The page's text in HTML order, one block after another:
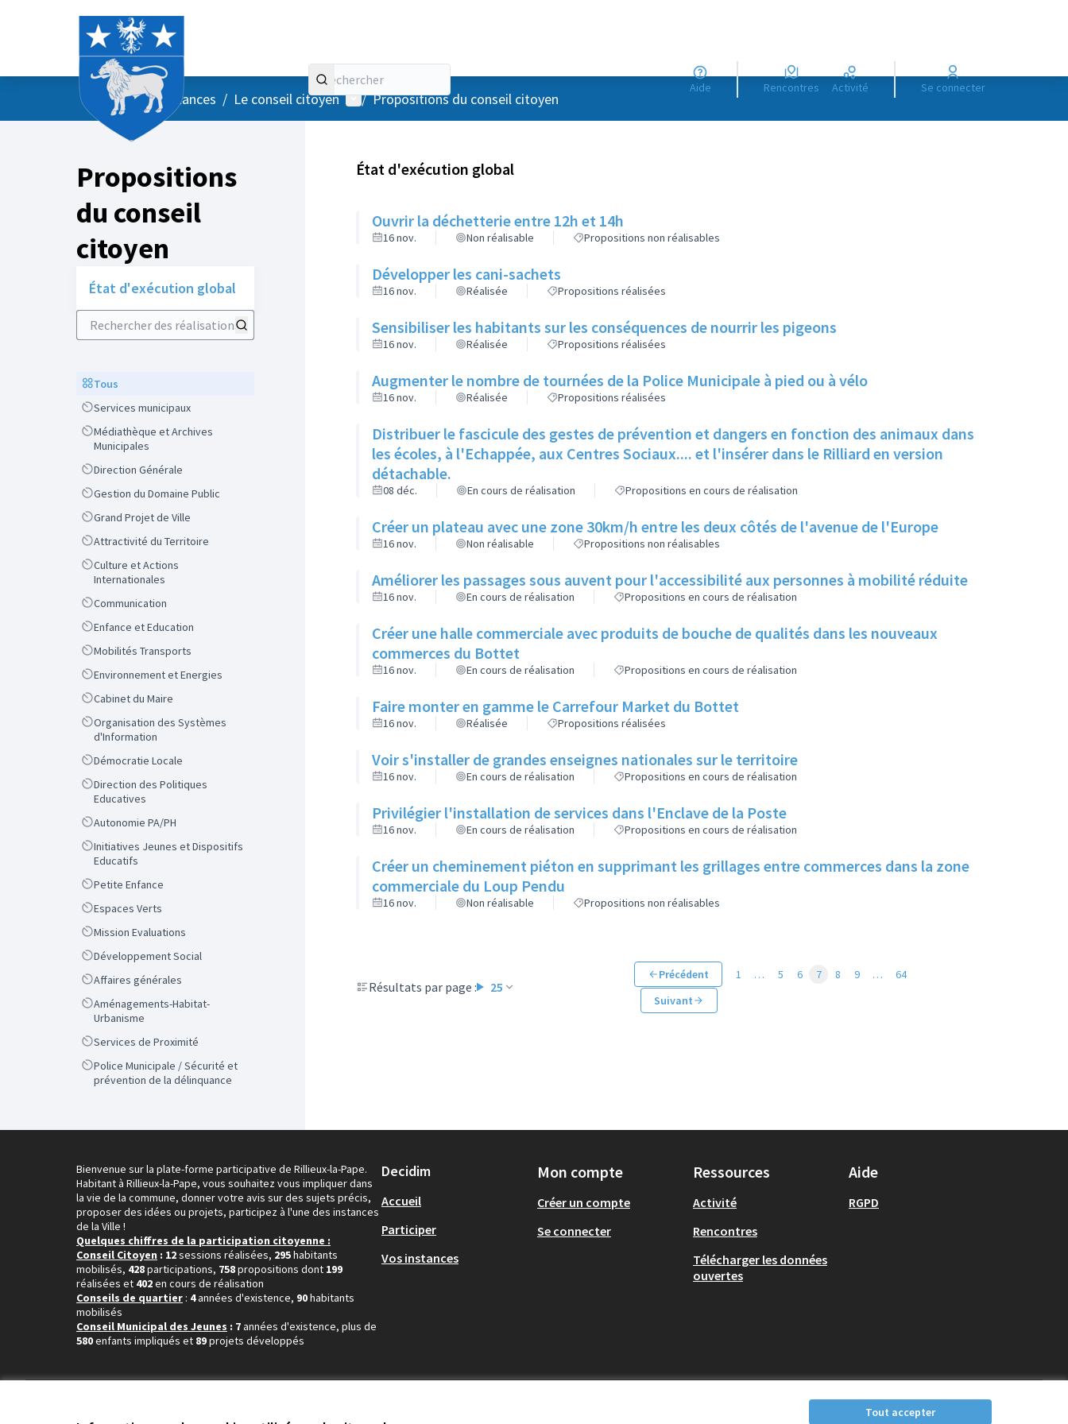
Tout accepter
Aide Rencontres Activité Se connecter
AccueilMenu principal
/ Vos instances / Le conseil citoyen Menu utilisateur
/ Propositions du conseil citoyen
Propositions
du conseil
citoyen
État d'exécution global
Rechercher des réalisations
ScopeTous
ScopeServices municipaux
Scope
Médiathèque et Archives
Municipales
ScopeDirection Générale
ScopeGestion du Domaine Public
ScopeGrand Projet de Ville
ScopeAttractivité du Territoire
Scope
Culture et Actions
Internationales
ScopeCommunication
ScopeEnfance et Education
ScopeMobilités Transports
ScopeEnvironnement et Energies
ScopeCabinet du Maire
Scope
Organisation des Systèmes
d'Information
ScopeDémocratie Locale
Scope
Direction des Politiques
Educatives
ScopeAutonomie PA/PH
Scope
Initiatives Jeunes et Dispositifs
Educatifs
ScopePetite Enfance
ScopeEspaces Verts
ScopeMission Evaluations
ScopeDéveloppement Social
ScopeAffaires générales
Scope
Aménagements-Habitat-
Urbanisme
ScopeServices de Proximité
Scope
Police Municipale / Sécurité et
prévention de la délinquance
État d'exécution global
Ouvrir la déchetterie entre 12h et 14h
16 nov. Non réalisable Propositions non réalisables
Développer les cani-sachets
16 nov. Réalisée Propositions réalisées
Sensibiliser les habitants sur les conséquences de nourrir les pigeons
16 nov. Réalisée Propositions réalisées
Augmenter le nombre de tournées de la Police Municipale à pied ou à vélo
16 nov. Réalisée Propositions réalisées
Distribuer le fascicule des gestes de prévention et dangers en fonction des animaux dans
les écoles, à l'Echappée, aux Centres Sociaux.... et l'insérer dans le Rilliard en version
détachable.
08 déc. En cours de réalisation Propositions en cours de réalisation
Créer un plateau avec une zone 30km/h entre les deux côtés de l'avenue de l'Europe
16 nov. Non réalisable Propositions non réalisables
Améliorer les passages sous auvent pour l'accessibilité aux personnes à mobilité réduite
16 nov. En cours de réalisation Propositions en cours de réalisation
Créer une halle commerciale avec produits de bouche de qualités dans les nouveaux
commerces du Bottet
16 nov. En cours de réalisation Propositions en cours de réalisation
Faire monter en gamme le Carrefour Market du Bottet
16 nov. Réalisée Propositions réalisées
Voir s'installer de grandes enseignes nationales sur le territoire
16 nov. En cours de réalisation Propositions en cours de réalisation
Privilégier l'installation de services dans l'Enclave de la Poste
16 nov. En cours de réalisation Propositions en cours de réalisation
Créer un cheminement piéton en supprimant les grillages entre commerces dans la zone
commerciale du Loup Pendu
16 nov. Non réalisable Propositions non réalisables
Résultats par page : 25
Précédent 1 … 5 6 7 8 9 …
64
Suivant
Bienvenue sur la plate-forme participative de Rillieux-la-Pape.
Habitant à Rillieux-la-Pape, vous souhaitez vous impliquer dans
la vie de la commune, donner votre avis sur des sujets précis,
proposer des idées ou projets, participez à l'une des instances
de la Ville !
Quelques chiffres de la participation citoyenne :
Conseil Citoyen : 12sessions réalisées, 295habitants
mobilisés, 428participations, 758propositions dont 199
réalisées et 402en cours de réalisation
Conseils de quartier : 4années d'existence, 90habitants
mobilisés
Conseil Municipal des Jeunes : 7années d'existence, plus de
580enfants impliqués et 89projets développés
Decidim
Accueil
Participer
Vos instances
Mon compte
Créer un compte
Se connecter
Ressources
Activité
Rencontres
Télécharger les données
ouvertes
Aide
RGPD